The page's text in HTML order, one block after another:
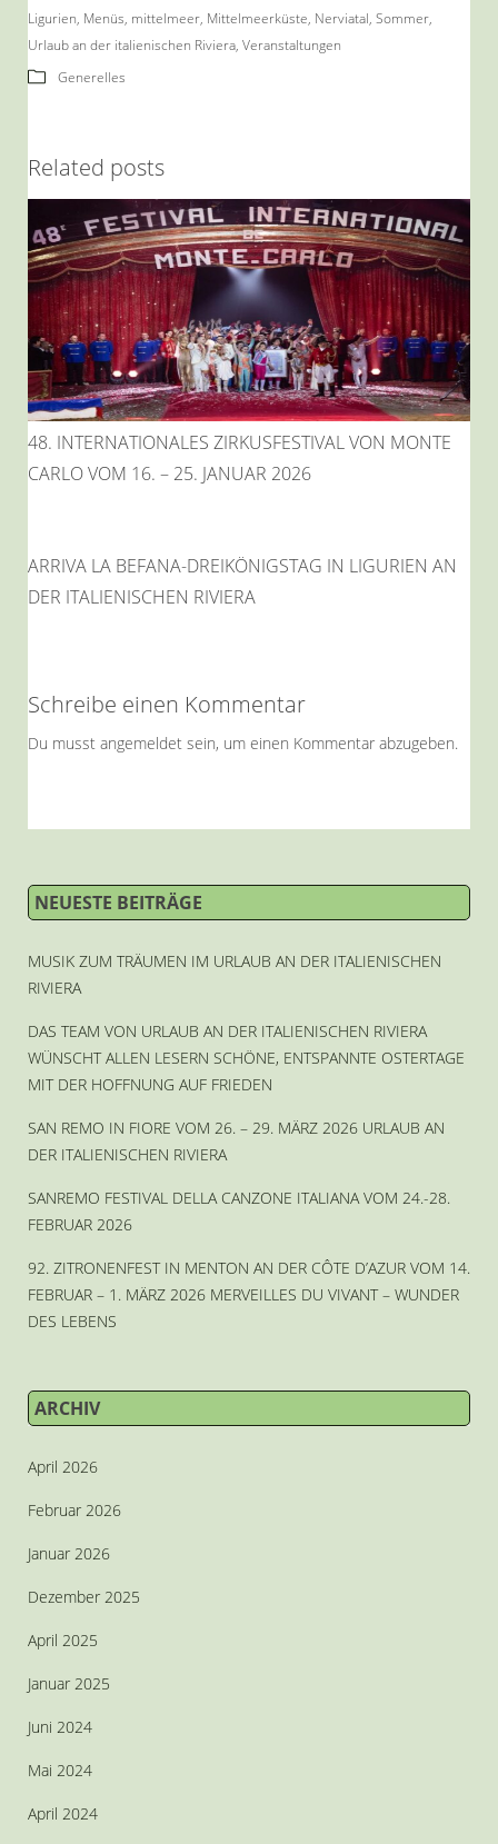
Ligurien, Menüs, mittelmeer, Mittelmeerküste, Nerviatal, Sommer,
Urlaub an der italienischen Riviera, Veranstaltungen
Generelles
Related posts
48. INTERNATIONALES ZIRKUSFESTIVAL VON MONTE
CARLO VOM 16. – 25. JANUAR 2026
ARRIVA LA BEFANA-DREIKÖNIGSTAG IN LIGURIEN AN
DER ITALIENISCHEN RIVIERA
Schreibe einen Kommentar
Du musst angemeldet sein, um einen Kommentar abzugeben.
NEUESTE BEITRÄGE
MUSIK ZUM TRÄUMEN IM URLAUB AN DER ITALIENISCHEN
RIVIERA
DAS TEAM VON URLAUB AN DER ITALIENISCHEN RIVIERA
WÜNSCHT ALLEN LESERN SCHÖNE, ENTSPANNTE OSTERTAGE
MIT DER HOFFNUNG AUF FRIEDEN
SAN REMO IN FIORE VOM 26. – 29. MÄRZ 2026 URLAUB AN
DER ITALIENISCHEN RIVIERA
SANREMO FESTIVAL DELLA CANZONE ITALIANA VOM 24.-28.
FEBRUAR 2026
92. ZITRONENFEST IN MENTON AN DER CÔTE D’AZUR VOM 14.
FEBRUAR – 1. MÄRZ 2026 MERVEILLES DU VIVANT – WUNDER
DES LEBENS
ARCHIV
April 2026
Februar 2026
Januar 2026
Dezember 2025
April 2025
Januar 2025
Juni 2024
Mai 2024
April 2024